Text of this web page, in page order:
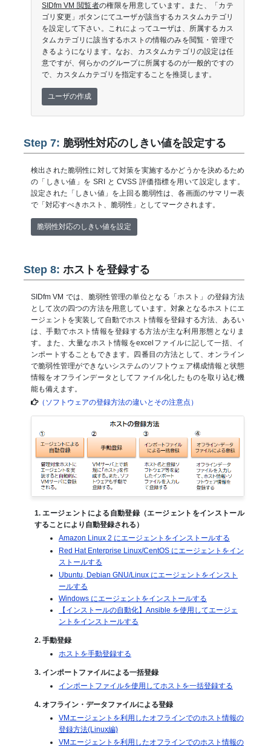
SIDfm VM 閲覧者の権限を用意しています。また、「カテ
ゴリ変更」ボタンにてユーザが該当するカスタムカテゴリ
を設定して下さい。これによってユーザは、所属するカス
タムカテゴリに該当するホストの情報のみを閲覧・管理で
きるようになります。なお、カスタムカテゴリの設定は任
意ですが、何らかのグループに所属するのが一般的ですの
で、カスタムカテゴリを指定することを推奨します。
ユーザの作成
Step 7: 脆弱性対応のしきい値を設定する
検出された脆弱性に対して対策を実施するかどうかを決めるため
の「しきい値」を SRI と CVSS 評価指標を用いて設定します。
設定された「しきい値」を上回る脆弱性は、各画面のサマリー表
で「対応すべきホスト、脆弱性」としてマークされます。
脆弱性対応のしきい値を設定
Step 8: ホストを登録する
SIDfm VM では、脆弱性管理の単位となる「ホスト」の登録方法
として次の四つの方法を用意しています。対象となるホストにエ
ージェントを実装して自動でホスト情報を登録する方法、あるい
は、手動でホスト情報を登録する方法が主な利用形態となりま
す。また、大量なホスト情報をexcelファイルに記して一括、イ
ンポートすることもできます。四番目の方法として、オンライン
で脆弱性管理ができないシステムのソフトウェア構成情報と状態
情報をオフラインデータとしてファイル化したものを取り込む機
能も備えます。
（ソフトウェアの登録方法の違いとその注意点）
1. エージェントによる自動登録（エージェントをインストール
することにより自動登録される）
Amazon Linux 2 にエージェントをインストールする
Red Hat Enterprise Linux/CentOS にエージェントをイン
ストールする
Ubuntu, Debian GNU/Linux にエージェントをインスト
ールする
Windows にエージェントをインストールする
【インストールの自動化】Ansible を使用してエージェ
ントをインストールする
2. 手動登録
ホストを手動登録する
3. インポートファイルによる一括登録
インポートファイルを使用してホストを一括登録する
4. オフライン・データファイルによる登録
VMエージェントを利用したオフラインでのホスト情報の
登録方法(Linux編)
VMエージェントを利用したオフラインでのホスト情報の